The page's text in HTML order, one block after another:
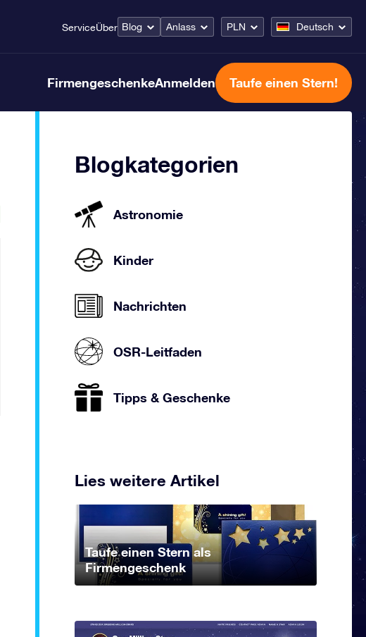
ServiceÜber Blog Anlass PLN Deutsch
FirmengeschenkeAnmelden Taufe einen Stern!
Blogkategorien
Astronomie
Kinder
Nachrichten
OSR-Leitfaden
Tipps & Geschenke
Lies weitere Artikel
Taufe einen Stern als
Firmengeschenk